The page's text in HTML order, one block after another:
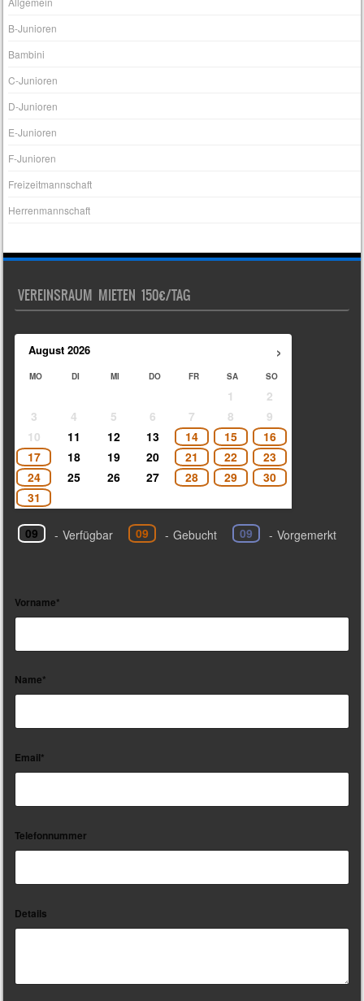
B-Junioren
Bambini
C-Junioren
D-Junioren
E-Junioren
F-Junioren
Freizeitmannschaft
Herrenmannschaft
VEREINSRAUM MIETEN 150€/TAG
›
August 2026
MO DI MI DO FR SA SO
1
2
3
4 5 6 7 8
9
10
11 12 13 14 15
16
17
18 19 20 21 22
23
24
25 26 27 28 29
30
31
09 - Verfügbar 09 - Gebucht 09 - Vorgemerkt
Vorname*
Name*
Email*
Telefonnummer
Details